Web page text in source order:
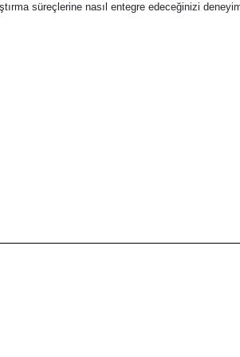
süreçlerine nasıl entegre edeceğinizi